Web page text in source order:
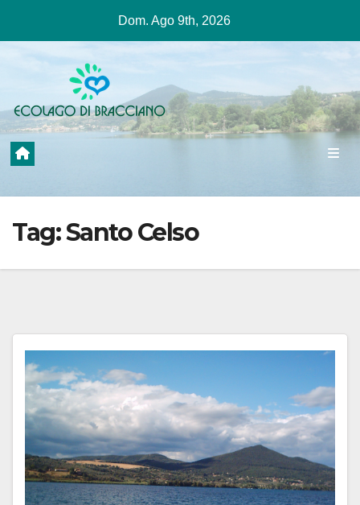
contenuto
Dom. Ago 9th, 2026
Tag:Santo Celso